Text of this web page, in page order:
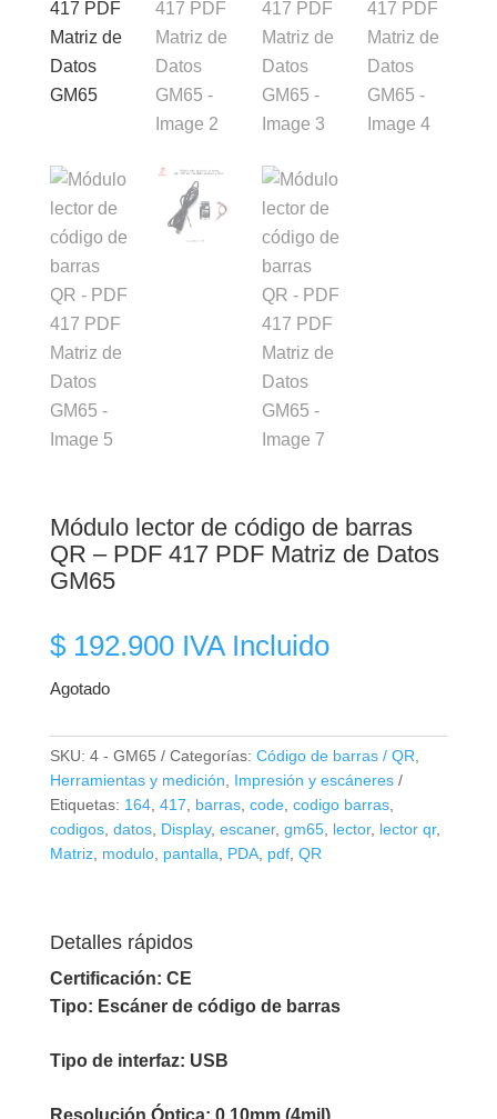
Módulo lector de código de barras
QR – PDF 417 PDF Matriz de Datos
GM65
$192.900 IVA Incluido
Agotado
SKU: 4 - GM65 Categorías: Código de barras / QR
Herramientas y medición
Impresión y escáneres
Etiquetas: 164, 417 barras, code, codigo barras,
codigos, datos, Display, escaner, gm65, lector, lector qr,
Matriz, modulo, pantalla PDA, pdf, QR
Detalles rápidos
Certificación: CE
Tipo: Escáner de código de barras
Tipo de interfaz: USB
Resolución Óptica: 0,10mm (4mil)